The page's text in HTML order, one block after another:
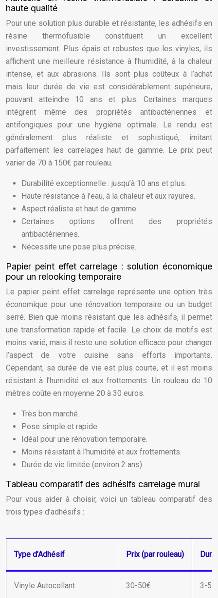
haute qualité
Pour une solution plus durable et résistante, les adhésifs en
résine thermofusible constituent un excellent
investissement. Plus épais et robustes que les vinyles, ils
affichent une meilleure résistance à l’humidité, à la chaleur
intense, et aux abrasions. Ils sont plus coûteux à l’achat
mais leur durée de vie est considérablement supérieure,
pouvant atteindre 10 ans et plus. Certaines marques
intègrent même des propriétés antibactériennes et
antifongiques pour une hygiène optimale. Le rendu est
généralement plus réaliste et sophistiqué, imitant
parfaitement les carrelages haut de gamme. Le prix peut
varier de 70 à 150€ par rouleau.
Durabilité exceptionnelle : jusqu’à 10 ans et plus.
Haute résistance à l’eau, à la chaleur et aux rayures.
Aspect réaliste et haut de gamme.
Certaines options offrent des propriétés
antibactériennes.
Nécessite une pose plus précise.
Papier peint effet carrelage : solution économique
pour un relooking temporaire
Le papier peint effet carrelage représente une option très
économique pour une rénovation temporaire ou un budget
serré. Bien que moins résistant que les adhésifs, il permet
une transformation rapide et facile. Le choix de motifs est
moins varié, mais il reste une solution efficace pour changer
l’aspect de votre cuisine sans efforts importants.
Cependant, sa durée de vie est plus courte, et il est moins
résistant à l’humidité et aux frottements. Un rouleau de 10
mètres coûte en moyenne 20 à 30 euros.
Très bon marché.
Pose simple et rapide.
Idéal pour une rénovation temporaire.
Moins résistant à l’humidité et aux frottements.
Durée de vie limitée (environ 2 ans).
Tableau comparatif des adhésifs carrelage mural
Pour vous aider à choisir, voici un tableau comparatif des
trois types d’adhésifs :
Type d’Adhésif Prix (par rouleau)
Vinyle Autocollant 30-50€ 3-5